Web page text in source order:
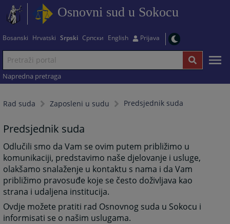
Osnovni sud u Sokocu
Bosanski Hrvatski Srpski Српски English Prijava
Napredna pretraga
Rad suda Zaposleni u sudu Predsjednik suda
Predsjednik suda
Odlučili smo da Vam se ovim putem približimo u
komunikaciji, predstavimo naše djelovanje i usluge,
olakšamo snalaženje u kontaktu s nama i da Vam
približimo pravosuđe koje se često doživljava kao
strana i udaljena institucija.
Ovdje možete pratiti rad Osnovnog suda u Sokocu i
informisati se o našim uslugama.